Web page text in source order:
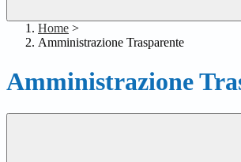
Home >
Amministrazione Trasparente
Amministrazione